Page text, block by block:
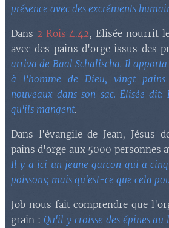
présence avec des excréments
Dans 2 Rois 4.42, Elisée nourrit
avec des pains d'orge issus des
arriva de Baal Schalischa. Il
à l'homme de Dieu, vingt
nouveaux dans son sac. Élisée dit:
qu'ils mangent.
Dans l'évangile de Jean, Jésus
pains d'orge aux 5000 personnes
Il y a ici un jeune garçon qui a
poissons; mais qu'est-ce que cela
Job nous fait comprendre que
grain : Qu'il y croisse des épines